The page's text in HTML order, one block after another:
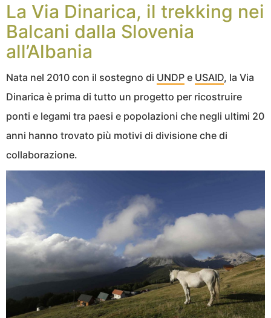
La Via Dinarica, il trekking nei
Balcani dalla Slovenia
all’Albania
Nata nel 2010 con il sostegno di UNDP e USAID, la Via
Dinarica è prima di tutto un progetto per ricostruire
ponti e legami tra paesi e popolazioni che negli ultimi 20
anni hanno trovato più motivi di divisione che di
collaborazione.